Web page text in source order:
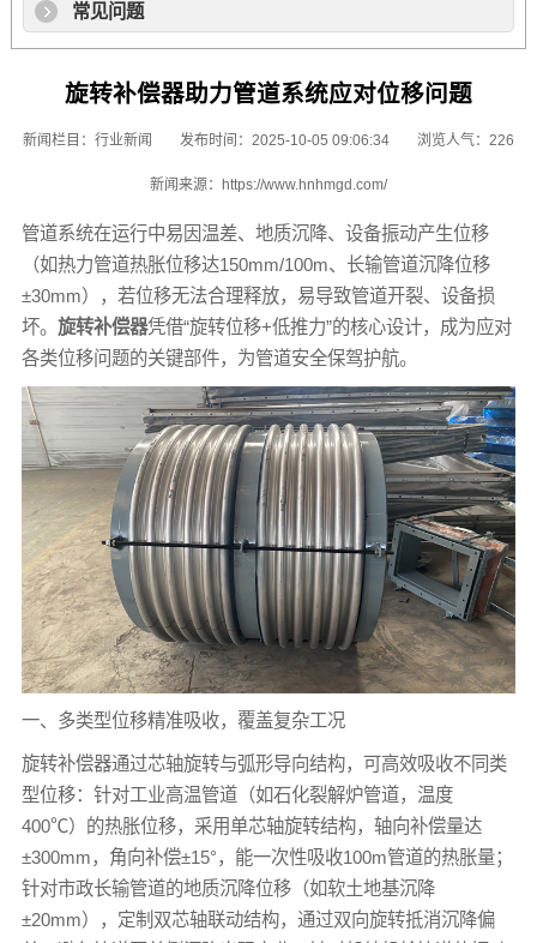
常见问题
旋转补偿器助力管道系统应对位移问题
新闻栏目： 行业新闻 发布时间：2025-10-05 09:06:34 浏览人气：226
新闻来源： https://www.hnhmgd.com/
管道系统在运行中易因温差、地质沉降、设备振动产生位移
（如热力管道热胀位移达150mm/100m、长输管道沉降位移
±30mm），若位移无法合理释放，易导致管道开裂、设备损
坏。 旋转补偿器凭借“旋转位移+低推力”的核心设计，成为应对
各类位移问题的关键部件，为管道安全保驾护航。
一、多类型位移精准吸收，覆盖复杂工况
旋转补偿器通过芯轴旋转与弧形导向结构，可高效吸收不同类
型位移：针对工业高温管道（如石化裂解炉管道，温度
400℃）的热胀位移，采用单芯轴旋转结构，轴向补偿量达
±300mm，角向补偿±15°，能一次性吸收100m管道的热胀量；
针对市政长输管道的地质沉降位移（如软土地基沉降
±20mm），定制双芯轴联动结构，通过双向旋转抵消沉降偏